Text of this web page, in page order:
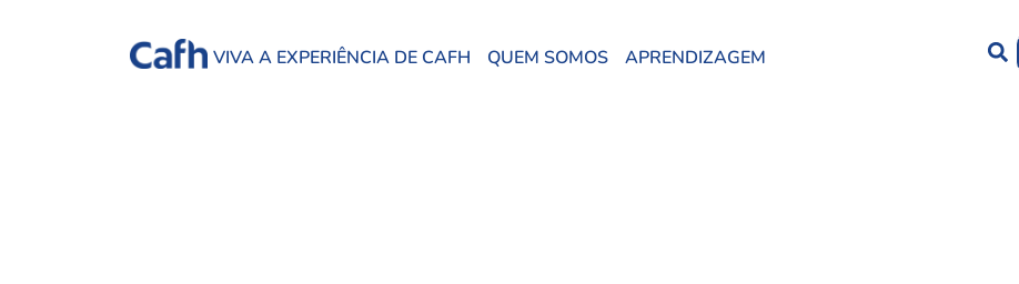
VIVA A EXPERIÊNCIA DE CAFH QUEM SOMOS APRENDIZAGEM